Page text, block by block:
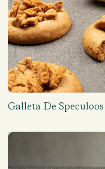
Galleta De Speculoos